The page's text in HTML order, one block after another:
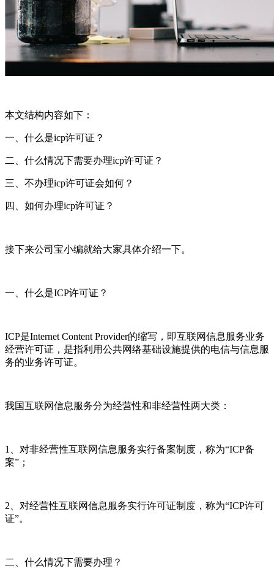
本文结构内容如下：
一、什么是icp许可证？
二、什么情况下需要办理icp许可证？
三、不办理icp许可证会如何？
四、如何办理icp许可证？
接下来公司宝小编就给大家具体介绍一下。
一、什么是ICP许可证？
ICP是Internet Content Provider的缩写，即互联网信息服务业务
经营许可证，是指利用公共网络基础设施提供的电信与信息服
务的业务许可证。
我国互联网信息服务分为经营性和非经营性两大类：
1、对非经营性互联网信息服务实行备案制度，称为“ICP备
案”；
2、对经营性互联网信息服务实行许可证制度，称为“ICP许可
证”。
二、什么情况下需要办理？